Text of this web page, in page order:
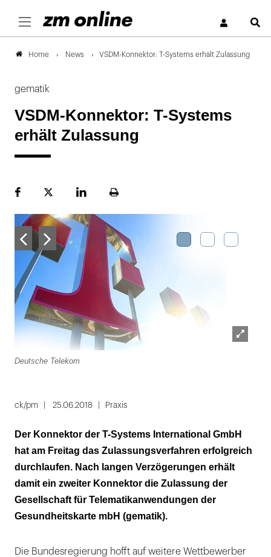
Home News VSDM-Konnektor: T-Systems erhält Zulassung
gematik
VSDM-Konnektor: T-Systems
erhält Zulassung
FacebookPlattformLinekdInSeite
Deutsche Telekom
1
3
ck/pm 25.06.2018 Praxis
Der Konnektor der T-Systems International GmbH
hat am Freitag das Zulassungsverfahren erfolgreich
durchlaufen. Nach langen Verzögerungen erhält
damit ein zweiter Konnektor die Zulassung der
Gesellschaft für Telematikanwendungen der
Gesundheitskarte mbH (gematik).
Die Bundesregierung hofft auf weitere Wettbewerber